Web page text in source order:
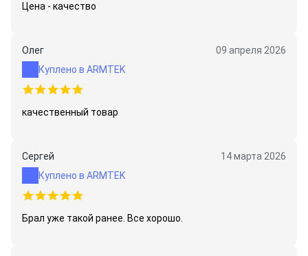
Цена - качество
Олег
09 апреля 2026
Куплено в ARMTEK
качественный товар
Сергей
14 марта 2026
Куплено в ARMTEK
Брал уже такой ранее. Все хорошо.